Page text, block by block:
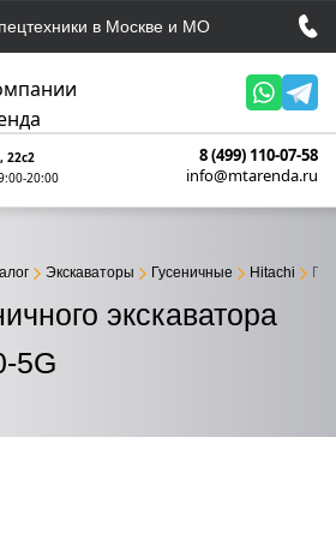
в Москве и МО
22c2
20:00
8 (499) 110-07-58
info@mtarenda.ru
экскаватора
5G
Экскаваторы Гусеничные Hitachi